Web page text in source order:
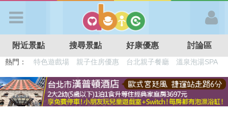
APP登入
首 頁
附近景點 搜尋景點 好康優惠 討論區
熱門： 特色遊戲場 親子住房優惠 台北親子餐廳
溫泉泡湯SPA